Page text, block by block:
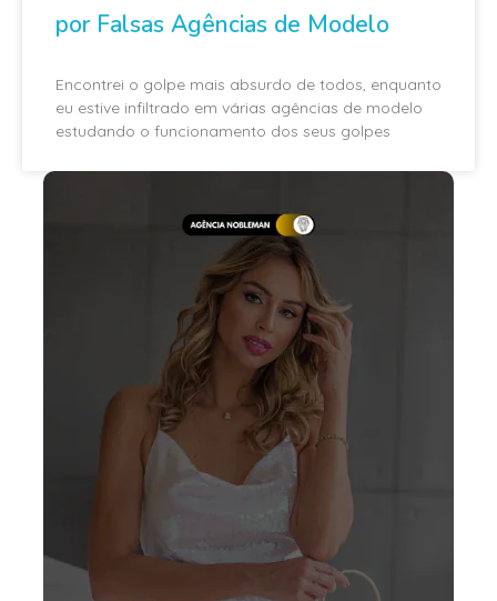
por Falsas Agências de Modelo
Encontrei o golpe mais absurdo de todos, enquanto
eu estive infiltrado em várias agências de modelo
estudando o funcionamento dos seus golpes